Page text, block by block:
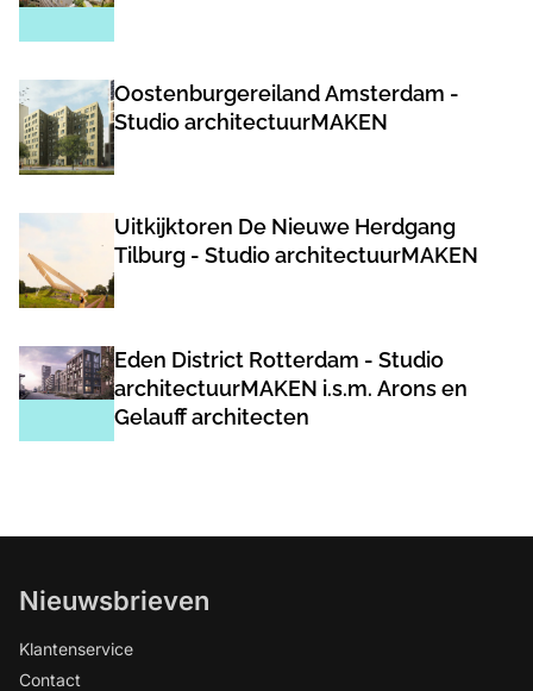
Oostenburgereiland Amsterdam -
Studio architectuurMAKEN
Uitkijktoren De Nieuwe Herdgang
Tilburg - Studio architectuurMAKEN
Eden District Rotterdam - Studio
architectuurMAKEN i.s.m. Arons en
Gelauff architecten
Nieuwsbrieven
Klantenservice
Contact